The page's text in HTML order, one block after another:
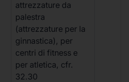
attrezzature da
palestra
(attrezzature per la
ginnastica), per
centri di fitness e
per atletica, cfr.
32.30